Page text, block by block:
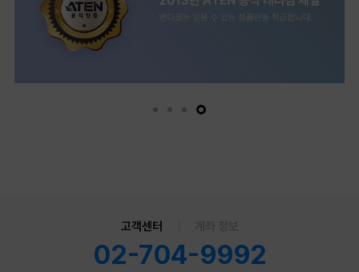
고객센터
02-704-9992